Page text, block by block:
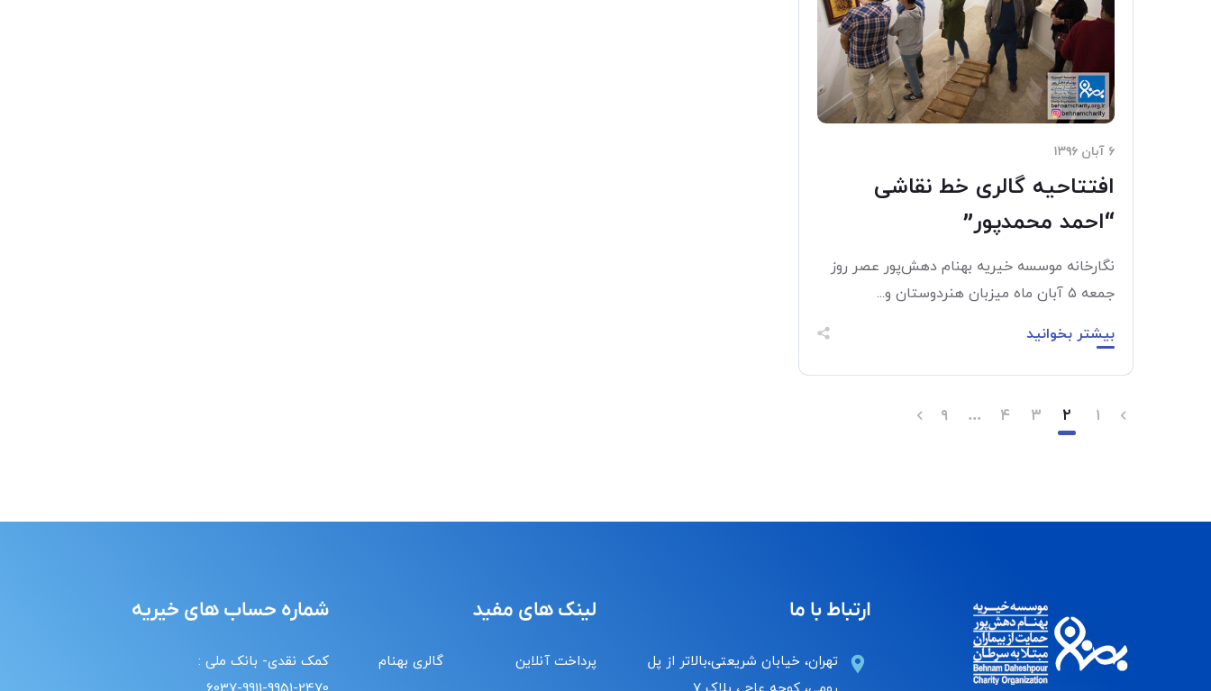
۶ آبان ۱۳۹۶
افتتاحیه گالری خط نقاشی
“احمد محمدپور”
نگارخانه موسسه خیریه بهنام دهش‌پور عصر روز
جمعه ۵ آبان ماه میزبان هنردوستان و...
بیشتر بخوانید
۱ ۲ ۳ ۴ … ۹
ارتباط با ما
تهران، خیابان شریعتی،بالاتر از پل
لینک های مفید
پرداخت آنلاین
گالری بهنام
شماره حساب های خیریه
کمک نقدی- بانک ملی :